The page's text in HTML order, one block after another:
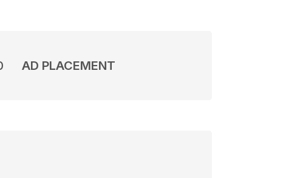
AD PLACEMENT